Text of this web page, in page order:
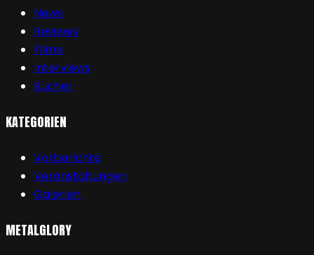
News
Reviews
Filme
Interviews
Bücher
KATEGORIEN
Vorberichte
Veranstaltungen
Galerien
METALGLORY